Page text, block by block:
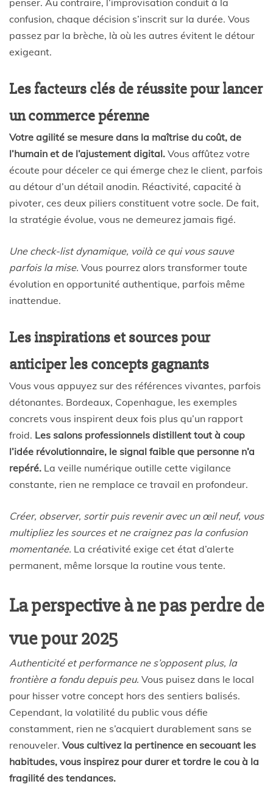
penser. Au contraire, l’improvisation conduit à la
confusion, chaque décision s’inscrit sur la durée. Vous
passez par la brèche, là où les autres évitent le détour
exigeant.
Les facteurs clés de réussite pour lancer
un commerce pérenne
Votre agilité se mesure dans la maîtrise du coût, de
l’humain et de l’ajustement digital. Vous affûtez votre
écoute pour déceler ce qui émerge chez le client, parfois
au détour d’un détail anodin. Réactivité, capacité à
pivoter, ces deux piliers constituent votre socle. De fait,
la stratégie évolue, vous ne demeurez jamais figé.
Une check-list dynamique, voilà ce qui vous sauve
parfois la mise. Vous pourrez alors transformer toute
évolution en opportunité authentique, parfois même
inattendue.
Les inspirations et sources pour
anticiper les concepts gagnants
Vous vous appuyez sur des références vivantes, parfois
détonantes. Bordeaux, Copenhague, les exemples
concrets vous inspirent deux fois plus qu’un rapport
froid. Les salons professionnels distillent tout à coup
l’idée révolutionnaire, le signal faible que personne n’a
repéré. La veille numérique outille cette vigilance
constante, rien ne remplace ce travail en profondeur.
Créer, observer, sortir puis revenir avec un œil neuf, vous
multipliez les sources et ne craignez pas la confusion
momentanée. La créativité exige cet état d’alerte
permanent, même lorsque la routine vous tente.
La perspective à ne pas perdre de
vue pour 2025
Authenticité et performance ne s’opposent plus, la
frontière a fondu depuis peu. Vous puisez dans le local
pour hisser votre concept hors des sentiers balisés.
Cependant, la volatilité du public vous défie
constamment, rien ne s’acquiert durablement sans se
renouveler. Vous cultivez la pertinence en secouant les
habitudes, vous inspirez pour durer et tordre le cou à la
fragilité des tendances.